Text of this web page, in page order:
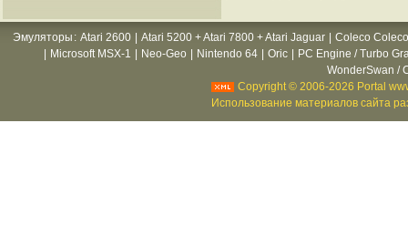
Эмуляторы : Atari 2600 Atari 5200 + Atari 7800 + Atari Jaguar
Coleco
Microsoft MSX-1 Neo-Geo Nintendo 64 Oric
PC Engine / Turbo
WonderSwan /
Copyright © 2006-2026 Portal
Использование материалов сайта